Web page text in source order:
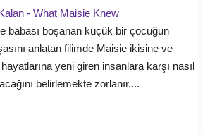
- What Maisie Knew
babası boşanan küçük bir çocuğun
anlatan filimde Maisie ikisine ve
hayatlarına yeni giren insanlara karşı nasıl
belirlemekte zorlanır....